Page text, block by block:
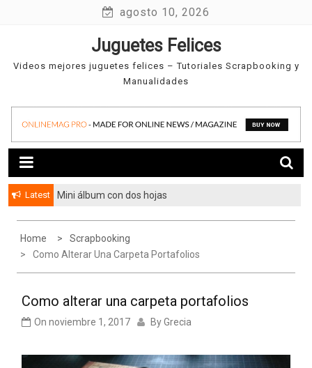
agosto 10, 2026
Juguetes Felices
Videos mejores juguetes felices – Tutoriales Scrapbooking y
Manualidades
Latest Mini álbum con dos hojas
Home
Scrapbooking
Como Alterar Una Carpeta Portafolios
Como alterar una carpeta portafolios
On noviembre 1, 2017 ByGrecia